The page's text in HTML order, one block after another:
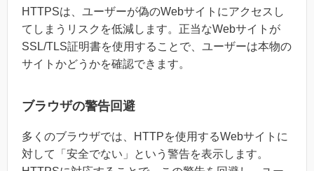
HTTPSは、ユーザーが偽のWebサイトにアクセスし
てしまうリスクを低減します。正当なWebサイトが
SSL/TLS証明書を使用することで、ユーザーは本物の
サイトかどうかを確認できます。
ブラウザの警告回避
多くのブラウザでは、HTTPを使用するWebサイトに
対して「安全でない」という警告を表示します。